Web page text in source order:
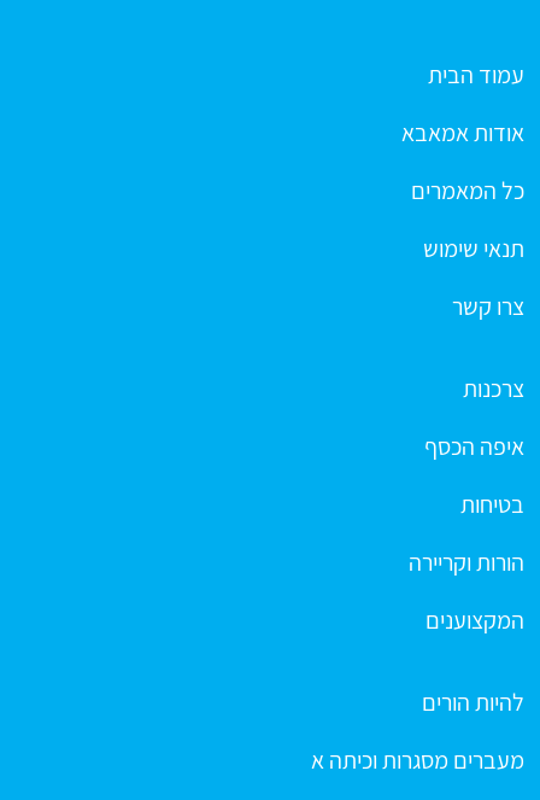
עמוד הבית
אודות אמאבא
כל המאמרים
תנאי שימוש
צרו קשר
צרכנות
איפה הכסף
בטיחות
הורות וקריירה
המקצוענים
להיות הורים
מעברים מסגרות וכיתה א